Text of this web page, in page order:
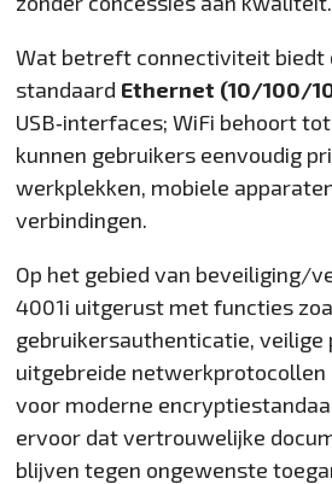
Wat betreft connectiviteit biedt
standaard Ethernet (10/100/
USB‑interfaces; WiFi behoort
kunnen gebruikers eenvoudig
werkplekken, mobiele
verbindingen.
Op het gebied van beveiliging/
4001i uitgerust met functies
gebruikersauthenticatie, veilige
uitgebreide
voor moderne
ervoor dat vertrouwelijke
blijven tegen ongewenste